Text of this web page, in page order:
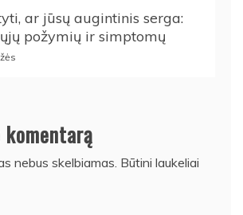
ar jūsų augintinis serga:
požymių ir simptomų
nebus skelbiamas. Būtini laukeliai